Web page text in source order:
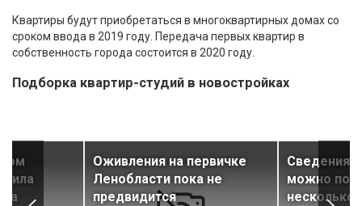
Квартиры будут приобретаться в многоквартирных домах со
сроком ввода в 2019 году. Передача первых квартир в
собственность города состоится в 2020 году.
Подборка квартир-студий в новостройках
Оживления на первичке
Ленобласти пока не
предвидится
Сведения
можно
несколько